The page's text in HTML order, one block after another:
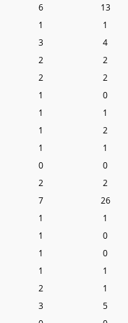
6 13
1 1
3 4
2 2
2 2
1 0
1 1
1 2
1 1
0 0
2 2
7 26
1 1
1 0
1 0
1 1
2 1
3 5